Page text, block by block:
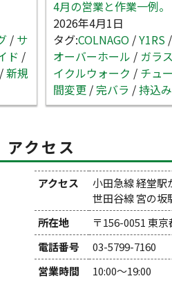
/ サ
ド /
/新規
4月の営業と作業一例。
2026年4月1日
タグ:COLNAGO /Y1RS /
オーバーホール / ガラ
イクルウォーク / チュ
間変更 / 完バラ /持込み
アクセス
アクセス
小田急線 経堂駅
世田谷線 宮の坂
所在地
〒156-0051 東
電話番号
03-5799-7160
営業時間
10:00～19:00